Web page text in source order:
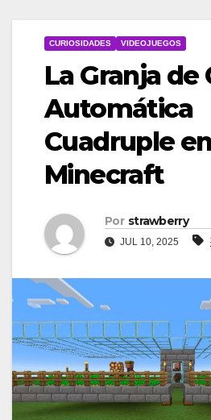
CURIOSIDADES VIDEOJUEGOS
La Granja de
Automática
Cuadruple
Minecraft
Por strawberry
JUL 10, 2025